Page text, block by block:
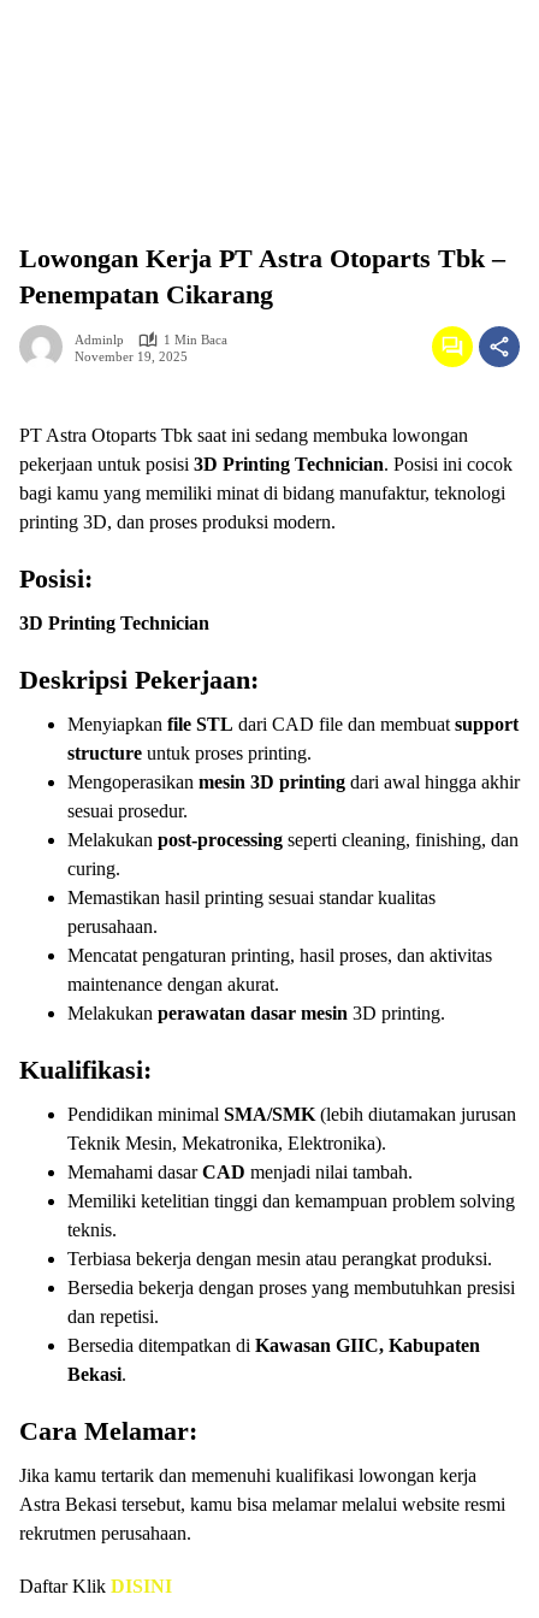
Lowongan Kerja PT Astra Otoparts Tbk –
Penempatan Cikarang
Adminlp
1 Min Baca
November 19, 2025
PT Astra Otoparts Tbk saat ini sedang membuka lowongan
pekerjaan untuk posisi 3D Printing Technician. Posisi ini cocok
bagi kamu yang memiliki minat di bidang manufaktur, teknologi
printing 3D, dan proses produksi modern.
Posisi:
3D Printing Technician
Deskripsi Pekerjaan:
Menyiapkan file STL dari CAD file dan membuat support
structure untuk proses printing.
Mengoperasikan mesin 3D printing dari awal hingga akhir
sesuai prosedur.
Melakukan post-processing seperti cleaning, finishing, dan
curing.
Memastikan hasil printing sesuai standar kualitas
perusahaan.
Mencatat pengaturan printing, hasil proses, dan aktivitas
maintenance dengan akurat.
Melakukan perawatan dasar mesin 3D printing.
Kualifikasi:
Pendidikan minimal SMA/SMK (lebih diutamakan jurusan
Teknik Mesin, Mekatronika, Elektronika).
Memahami dasarCAD menjadi nilai tambah.
Memiliki ketelitian tinggi dan kemampuan problem solving
teknis.
Terbiasa bekerja dengan mesin atau perangkat produksi.
Bersedia bekerja dengan proses yang membutuhkan presisi
dan repetisi.
Bersedia ditempatkan di Kawasan GIIC, Kabupaten
Bekasi.
Cara Melamar:
Jika kamu tertarik dan memenuhi kualifikasi lowongan kerja
Astra Bekasi tersebut, kamu bisa melamar melalui website resmi
rekrutmen perusahaan.
Daftar Klik DISINI